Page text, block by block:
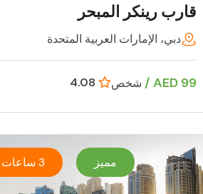
قارب رينكر المبحر
دبي، الإمارات العربية المتحدة
99 AED / شخص
مميز 3 ساعات